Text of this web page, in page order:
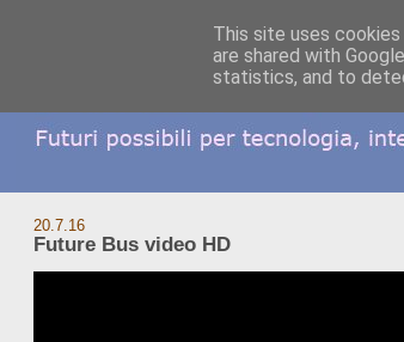
20.7.16
Future Bus video HD
This site uses
are shared with
statistics, and to